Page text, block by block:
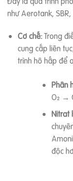
như Aerotank, SBR,
Cơ chế:Trong
cung cấp liên
trình hô hấp để
Phân
O₂ →
Nitrat
độc